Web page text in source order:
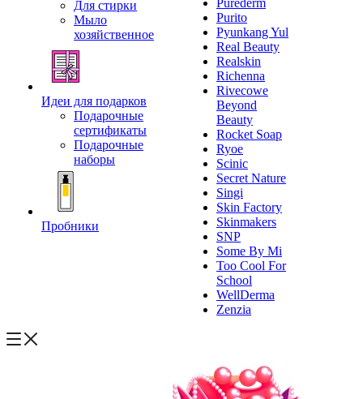
Для стирки
Мыло
хозяйственное
Идеи для подарков
Подарочные
сертификаты
Подарочные
наборы
Пробники
Purederm
Purito
Pyunkang Yul
Real Beauty
Realskin
Richenna
Rivecowe
Beyond
Beauty
Rocket Soap
Ryoe
Scinic
Secret Nature
Singi
Skin Factory
Skinmakers
SNP
Some By Mi
Too Cool For
School
WellDerma
Zenzia